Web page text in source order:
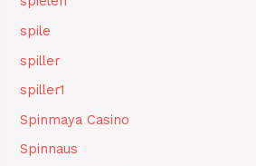
spile
spiller
spiller1
Spinmaya Casino
Spinnaus